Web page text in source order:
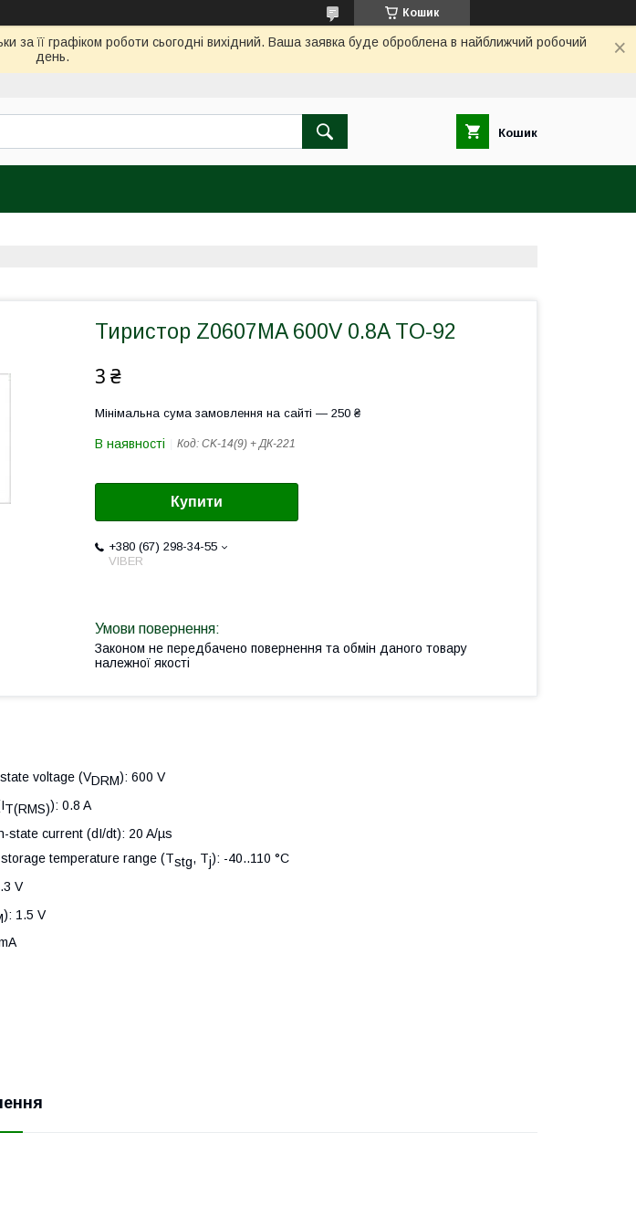
Кошик
за її графіком роботи сьогодні вихідний. Ваша заявка буде оброблена в найближчий робочий
день.
Кошик
Тиристор Z0607MA 600V 0.8A TO-92
3 ₴
Мінімальна сума замовлення на сайті — 250 ₴
В наявності Код: CK-14(9) + ДК-221
Купити
+380 (67) 298-34-55
VIBER
Законом не передбачено повернення та обмін даного товару
належної якості
voltage (VDRM): 600 V
T(RMS)): 0.8 A
state current (dI/dt): 20 A/µs
temperature range (Tstg, Tj): -40..110 °C
V
): 1.5 V